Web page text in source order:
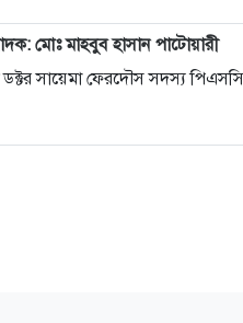
মোঃ মাহবুব হাসান পাটোয়ারী
সায়েমা ফেরদৌস সদস্য পিএসসি